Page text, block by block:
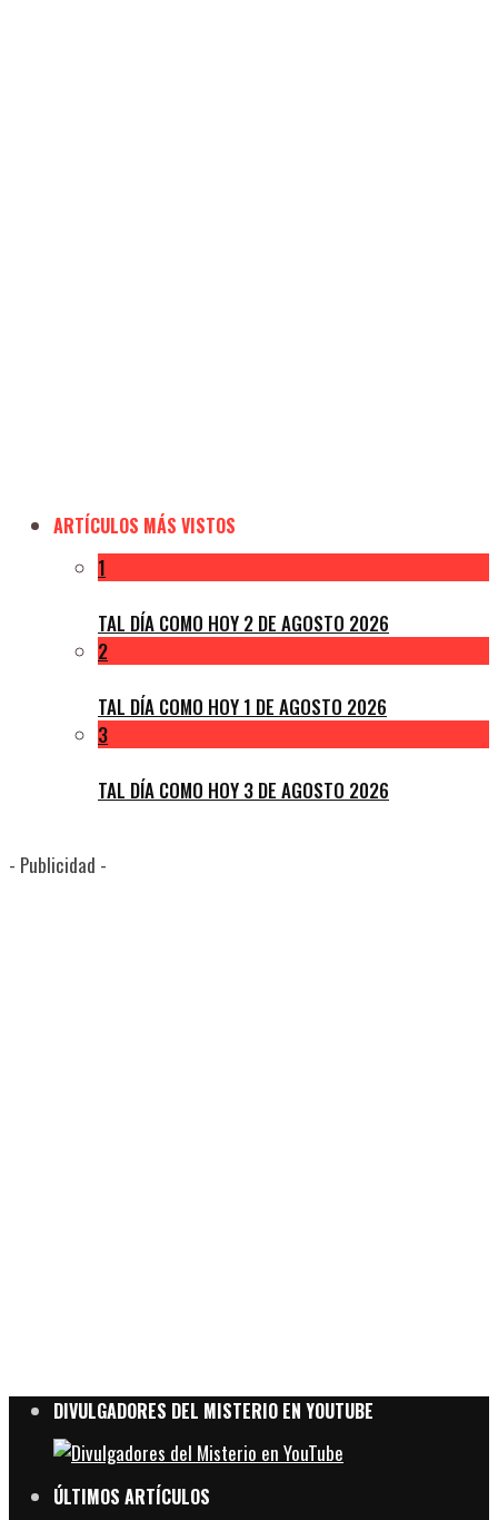
ARTÍCULOS MÁS VISTOS
1
TAL DÍA COMO HOY 2 DE AGOSTO 2026
2
TAL DÍA COMO HOY 1 DE AGOSTO 2026
3
TAL DÍA COMO HOY 3 DE AGOSTO 2026
- Publicidad -
DIVULGADORES DEL MISTERIO EN YOUTUBE
ÚLTIMOS ARTÍCULOS